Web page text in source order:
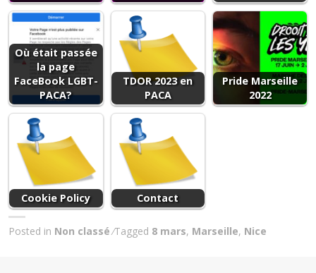
Où était passée
la page
FaceBook LGBT-
PACA?
TDOR 2023 en
PACA
Pride Marseille
2022
Cookie Policy Contact
Posted in Non classé Tagged 8 mars, Marseille, Nice